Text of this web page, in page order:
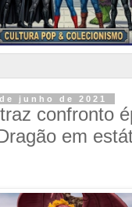
junho de 2021
confronto
em